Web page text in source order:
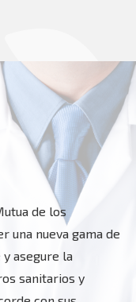
de los
una nueva gama de
asegure la
sanitarios y